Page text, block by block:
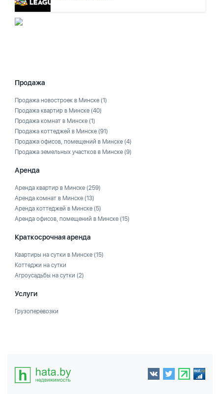
Продажа
Продажа новостроек в Минске (1)
Продажа квартир в Минске (40)
Продажа комнат в Минске (1)
Продажа коттеджей в Минске (91)
Продажа офисов, помещений в Минске (4)
Продажа земельных участков в Минске (9)
Аренда
Аренда квартир в Минске (259)
Аренда комнат в Минске (13)
Аренда коттеджей в Минске (5)
Аренда офисов, помещений в Минске (15)
Краткосрочная аренда
Квартиры на сутки в Минске (15)
Коттеджи на сутки
Агроусадьбы на сутки (2)
Услуги
Грузоперевозки